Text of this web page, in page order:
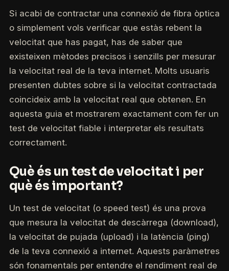
Si acabi de contractar una connexió de fibra òptica
o simplement vols verificar que estàs rebent la
velocitat que has pagat, has de saber que
existeixen mètodes precisos i senzills per mesurar
la velocitat real de la teva internet. Molts usuaris
presenten dubtes sobre si la velocitat contractada
coincideix amb la velocitat real que obtenen. En
aquesta guia et mostrarem exactament com fer un
test de velocitat fiable i interpretar els resultats
correctament.
Què és un test de velocitat i per
què és important?
Un test de velocitat (o speed test) és una prova
que mesura la velocitat de descàrrega (download),
la velocitat de pujada (upload) i la latència (ping)
de la teva connexió a internet. Aquests paràmetres
són fonamentals per entendre el rendiment real de